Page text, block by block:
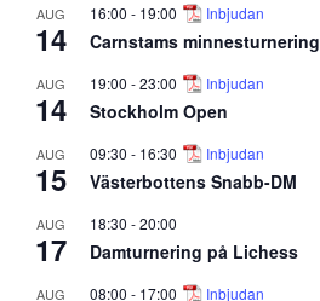
AUG
14
16:00 - 19:00 Inbjudan
Carnstams minnesturnering
AUG
14
19:00 -23:00 Inbjudan
Stockholm Open
AUG
15
09:30 - 16:30 Inbjudan
Västerbottens Snabb-DM
AUG
17
18:30 -20:00
Damturnering på Lichess
AUG 08:00 - 17:00 Inbjudan